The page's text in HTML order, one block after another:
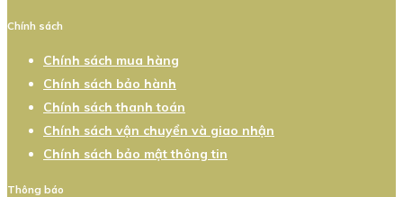
Chính sách
Chính sách mua hàng
Chính sách bảo hành
Chính sách thanh toán
Chính sách vận chuyển và giao nhận
Chính sách bảo mật thông tin
Thông báo